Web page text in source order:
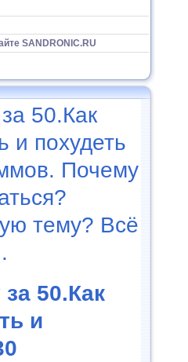
SANDRONIC.RU
50.Как
и похудеть
Почему
тему? Всё
50.Как
и